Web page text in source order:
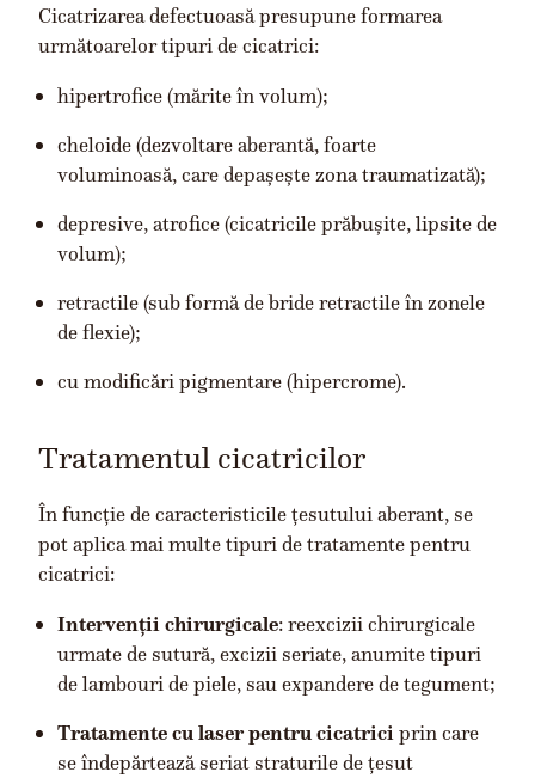
Cicatrizarea defectuoasă presupune formarea
următoarelor tipuri de cicatrici:
hipertrofice (mărite în volum);
cheloide (dezvoltare aberantă, foarte
voluminoasă, care depașește zona traumatizată);
depresive, atrofice (cicatricile prăbușite, lipsite de
volum);
retractile (sub formă de bride retractile în zonele
de flexie);
cu modificări pigmentare (hipercrome).
Tratamentul cicatricilor
În funcție de caracteristicile țesutului aberant, se
pot aplica mai multe tipuri de tratamente pentru
cicatrici:
Intervenții chirurgicale: reexcizii chirurgicale
urmate de sutură, excizii seriate, anumite tipuri
de lambouri de piele, sau expandere de tegument;
Tratamente cu laser pentru cicatriciprin care
se îndepărtează seriat straturile de țesut